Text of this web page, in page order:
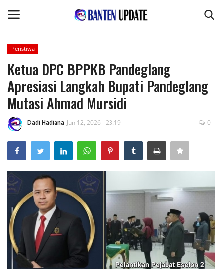
Home
Kode Etik Jurnalistik
Perikanan & Peternakan
Kesehatan
Pedoman Media Siber
Pemerintahan
Peristiwa
Ketua DPC BPPKB Pandeglang
Apresiasi Langkah Bupati Pandeglang
Mutasi Ahmad Mursidi
Dadi Hadiana Jun 12, 2026 - 23:19 0